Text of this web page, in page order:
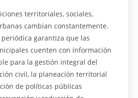
territoriales, sociales,
cambian constantemente.
garantiza que las
cuenten con información
para la gestión integral del
civil, la planeación territorial
de políticas públicas